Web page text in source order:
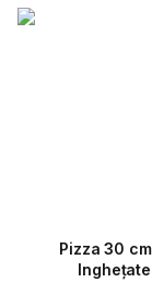
Pizza 30